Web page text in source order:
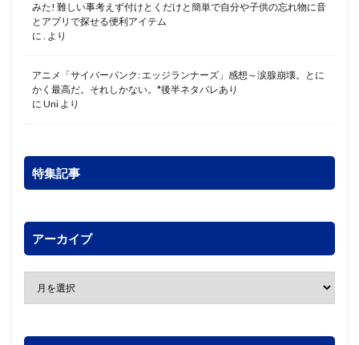
みた! 難しい事考えず付けとくだけと簡単で自分や子供の忘れ物に音
とアプリで探せる便利アイテム
に . より
アニメ「サイバーパンク: エッジランナーズ」感想～涙腺崩壊。とに
かく最高だ。それしかない。*後半ネタバレあり
に Uni より
特集記事
アーカイブ